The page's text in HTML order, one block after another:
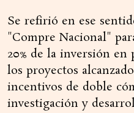
Se refirió en ese
"Compre Nacional"
20% de la inversión en
los proyectos
incentivos de doble
investigación y